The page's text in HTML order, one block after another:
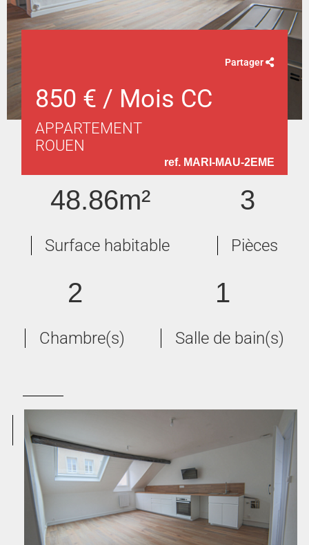
Partager
850 € / Mois CC
APPARTEMENT
ROUEN
ref. MARI-MAU-2EME
48.86m²
Surface habitable
3
Pièces
2
Chambre(s)
1
Salle de bain(s)